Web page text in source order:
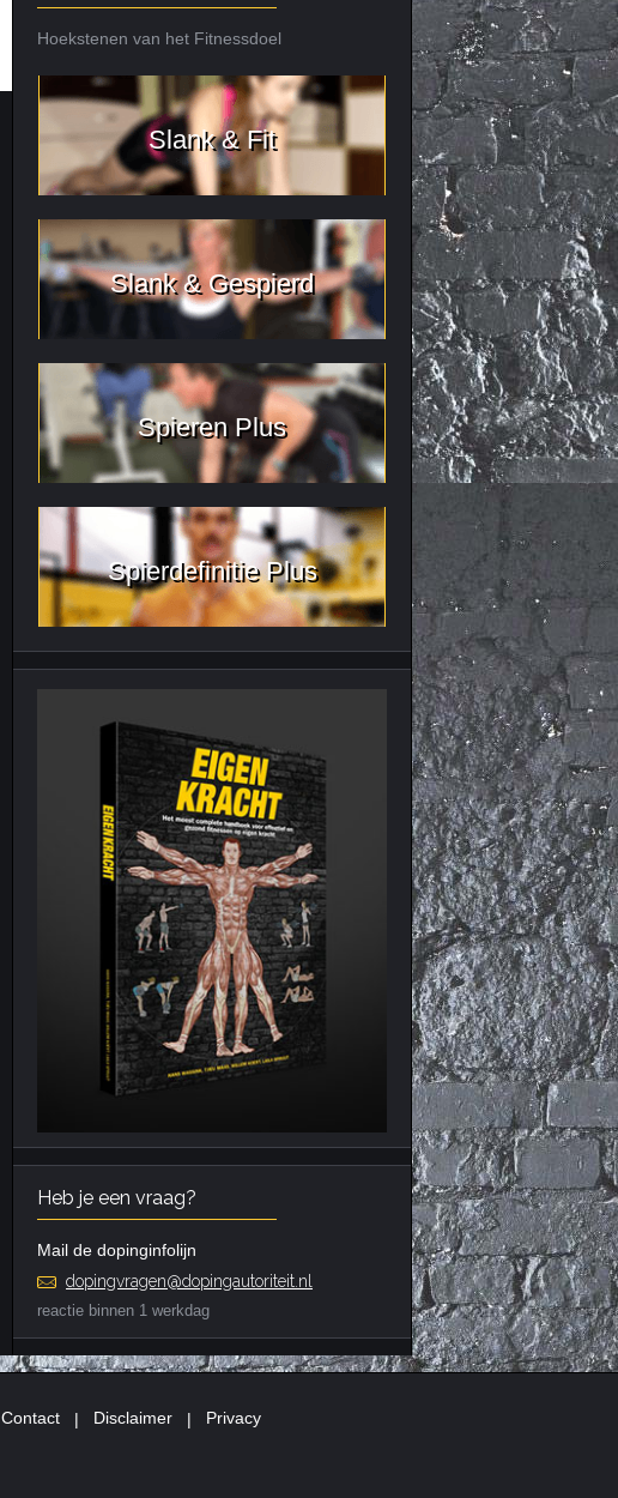
Hoekstenen van het Fitnessdoel
Slank & Fit
Slank & Gespierd
Spieren Plus
Spierdefinitie Plus
Heb je een vraag?
Mail de dopinginfolijn
dopingvragen@dopingautoriteit.nl
reactie binnen 1 werkdag
Contact | Disclaimer | Privacy